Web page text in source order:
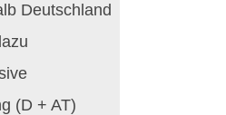
Deutschland
(D + AT)